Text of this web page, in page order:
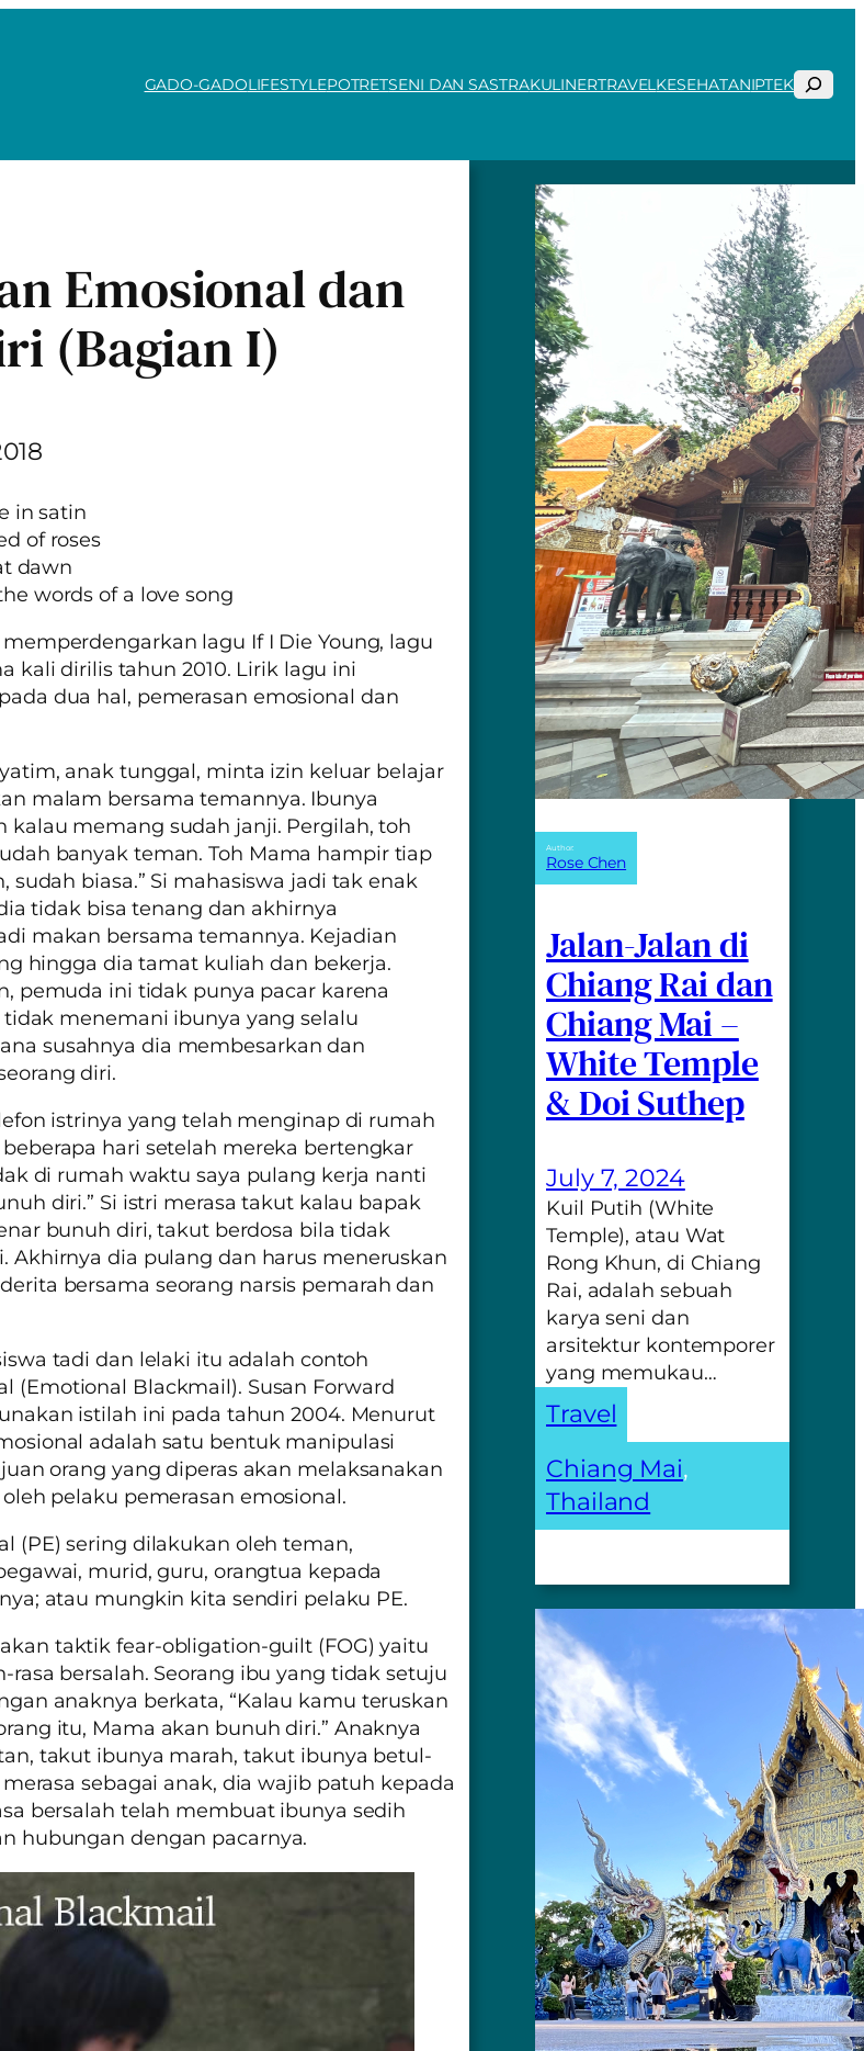
GADO-GADOLIFESTYLEPOTRETSENI DAN SASTRAKULINERTRAVELKESEHATANIPTEKSearch
Emosional dan
(Bagian I)
in satin
of roses
dawn
words of a love song
lagu If I Die Young, lagu
kali dirilis tahun 2010. Lirik lagu ini
dua hal, pemerasan emosional dan
anak tunggal, minta izin keluar belajar
malam bersama temannya. Ibunya
kalau memang sudah janji. Pergilah, toh
banyak teman. Toh Mama hampir tiap
sudah biasa.” Si mahasiswa jadi tak enak
tidak bisa tenang dan akhirnya
makan bersama temannya. Kejadian
hingga dia tamat kuliah dan bekerja.
pemuda ini tidak punya pacar karena
tidak menemani ibunya yang selalu
susahnya dia membesarkan dan
diri.
istrinya yang telah menginap di rumah
hari setelah mereka bertengkar
di rumah waktu saya pulang kerja nanti
diri.” Si istri merasa takut kalau bapak
bunuh diri, takut berdosa bila tidak
Akhirnya dia pulang dan harus meneruskan
bersama seorang narsis pemarah dan
tadi dan lelaki itu adalah contoh
(Emotional Blackmail). Susan Forward
istilah ini pada tahun 2004. Menurut
adalah satu bentuk manipulasi
orang yang diperas akan melaksanakan
pelaku pemerasan emosional.
(PE) sering dilakukan oleh teman,
murid, guru, orangtua kepada
atau mungkin kita sendiri pelaku PE.
taktik fear-obligation-guilt (FOG) yaitu
bersalah. Seorang ibu yang tidak setuju
anaknya berkata, “Kalau kamu teruskan
itu, Mama akan bunuh diri.” Anaknya
takut ibunya marah, takut ibunya betul-
sebagai anak, dia wajib patuh kepada
bersalah telah membuat ibunya sedih
hubungan dengan pacarnya.
Author:
Rose Chen
Jalan-Jalan di
Chiang Rai dan
Chiang Mai –
White Temple
& Doi Suthep
July 7, 2024
Kuil Putih (White
Temple), atau Wat
Rong Khun, di Chiang
Rai, adalah sebuah
karya seni dan
arsitektur kontemporer
yang memukau…
Travel
Chiang Mai
Thailand